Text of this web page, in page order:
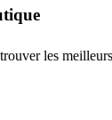
les